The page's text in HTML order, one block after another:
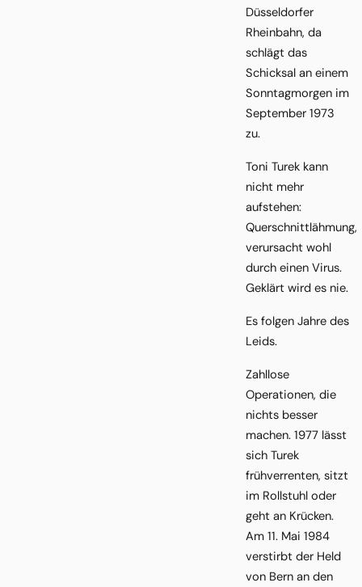
Düsseldorfer
Rheinbahn, da
schlägt das
Schicksal an einem
Sonntagmorgen im
September 1973
zu.
Toni Turek kann
nicht mehr
aufstehen:
Querschnittlähmung,
verursacht wohl
durch einen Virus.
Geklärt wird es nie.
Es folgen Jahre des
Leids.
Zahllose
Operationen, die
nichts besser
machen. 1977 lässt
sich Turek
frühverrenten, sitzt
im Rollstuhl oder
geht an Krücken.
Am 11. Mai 1984
verstirbt der Held
von Bern an den